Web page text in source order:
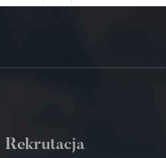
Rekrutacja